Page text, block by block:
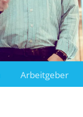
Arbeitgeber